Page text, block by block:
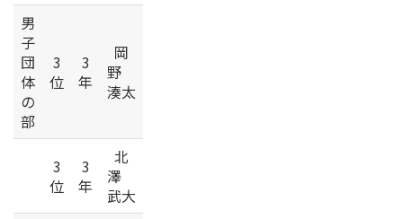
男
子
団
体
の
部
3
位
3
年
岡
野
湊太
3
位
3
年
北
澤
武大